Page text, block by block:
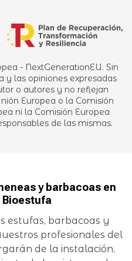
- NextGenerationEU. Sin
y las opiniones expresadas
o autores y no reflejan
Europea o la Comisión
ni la Comisión Europea
de las mismas.
y barbacoas en
Bioestufa
estufas, barbacoas y
profesionales del
de la instalación,